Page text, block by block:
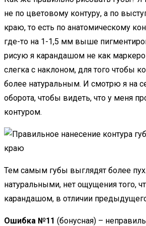
не по цветовому контуру, а по
краю, то есть по анатомическому
где-то на 1-1,5 мм выше
рисую я карандашом не как
слегка с наклоном, для того чтобы
более натуральным. И смотрю я на
оборота, чтобы видеть, что у меня
контуром.
Тем самым губы выглядят более
натуральными, нет ощущения того,
карандашом, в отличии
Ошибка №11 (бонусная) –